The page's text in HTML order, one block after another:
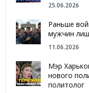
25.06.2026
Раньше
мужчин
11.06.2026
Мэр
нового
политолог